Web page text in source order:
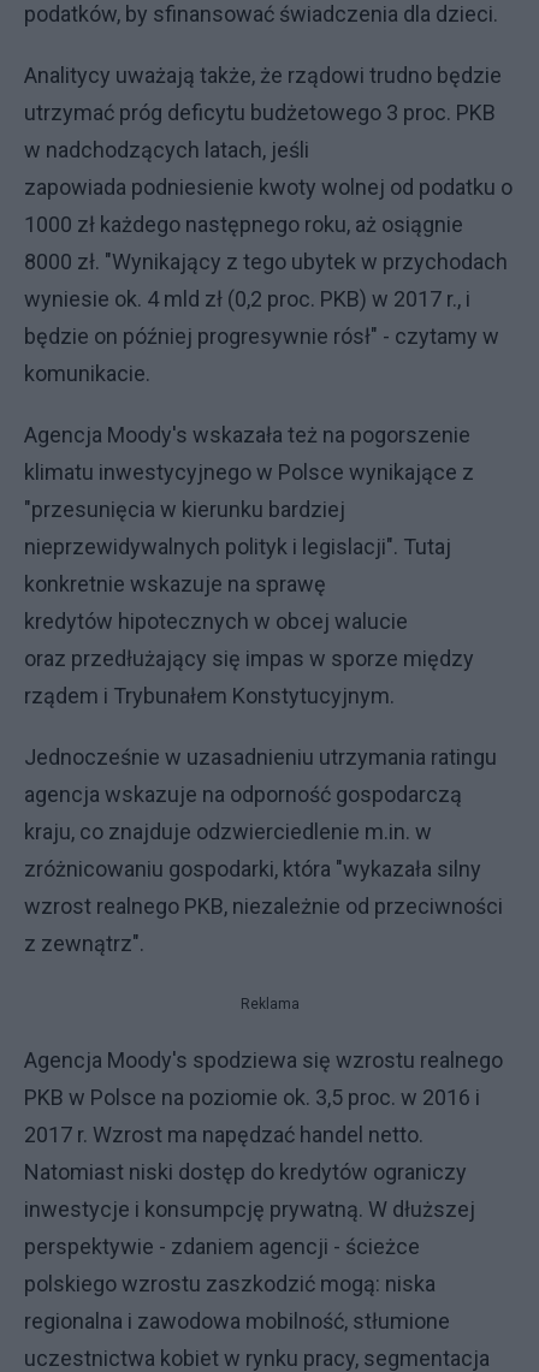
podatków, by sfinansować świadczenia dla dzieci.
Analitycy uważają także, że rządowi trudno będzie
utrzymać próg deficytu budżetowego 3 proc. PKB
w nadchodzących latach, jeśli
zapowiada podniesienie kwoty wolnej od podatku o
1000 zł każdego następnego roku, aż osiągnie
8000 zł. "Wynikający z tego ubytek w przychodach
wyniesie ok. 4 mld zł (0,2 proc. PKB) w 2017 r., i
będzie on później progresywnie rósł" - czytamy w
komunikacie.
Agencja Moody's wskazała też na pogorszenie
klimatu inwestycyjnego w Polsce wynikające z
"przesunięcia w kierunku bardziej
nieprzewidywalnych polityk i legislacji". Tutaj
konkretnie wskazuje na sprawę
kredytów hipotecznych w obcej walucie
oraz przedłużający się impas w sporze między
rządem i Trybunałem Konstytucyjnym.
Jednocześnie w uzasadnieniu utrzymania ratingu
agencja wskazuje na odporność gospodarczą
kraju, co znajduje odzwierciedlenie m.in. w
zróżnicowaniu gospodarki, która "wykazała silny
wzrost realnego PKB, niezależnie od przeciwności
z zewnątrz".
Reklama
Agencja Moody's spodziewa się wzrostu realnego
PKB w Polsce na poziomie ok. 3,5 proc. w 2016 i
2017 r. Wzrost ma napędzać handel netto.
Natomiast niski dostęp do kredytów ograniczy
inwestycje i konsumpcję prywatną. W dłuższej
perspektywie - zdaniem agencji - ścieżce
polskiego wzrostu zaszkodzić mogą: niska
regionalna i zawodowa mobilność, stłumione
uczestnictwa kobiet w rynku pracy, segmentacja